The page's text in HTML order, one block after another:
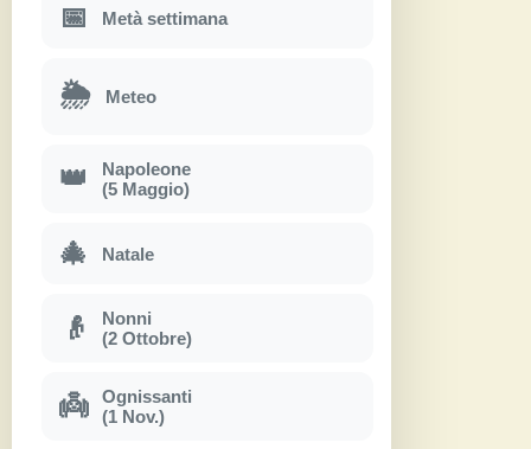
📅 Metà settimana
🌦 Meteo
👑
Napoleone
(5 Maggio)
🎄 Natale
👴
Nonni
(2 Ottobre)
👼
Ognissanti
(1 Nov.)